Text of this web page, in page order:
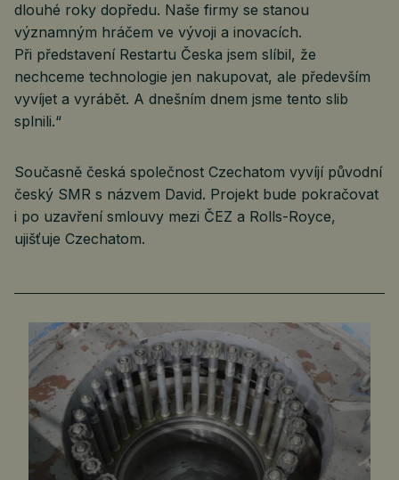
dlouhé roky dopředu. Naše firmy se stanou
významným hráčem ve vývoji a inovacích.
Při představení Restartu Česka jsem slíbil, že
nechceme technologie jen nakupovat, ale především
vyvíjet a vyrábět. A dnešním dnem jsme tento slib
splnili.“
Současně česká společnost Czechatom vyvíjí původní
český SMR s názvem David. Projekt bude pokračovat
i po uzavření smlouvy mezi ČEZ a Rolls-Royce,
ujišťuje Czechatom.